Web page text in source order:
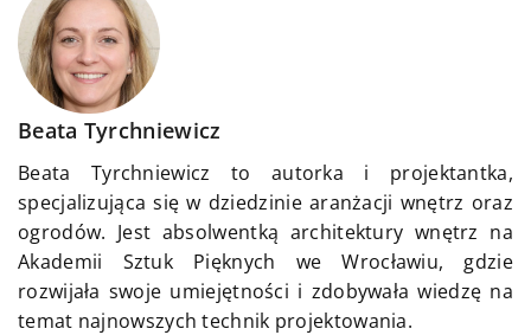
Beata Tyrchniewicz
Beata Tyrchniewicz to autorka i projektantka,
specjalizująca się w dziedzinie aranżacji wnętrz oraz
ogrodów. Jest absolwentką architektury wnętrz na
Akademii Sztuk Pięknych we Wrocławiu, gdzie
rozwijała swoje umiejętności i zdobywała wiedzę na
temat najnowszych technik projektowania.